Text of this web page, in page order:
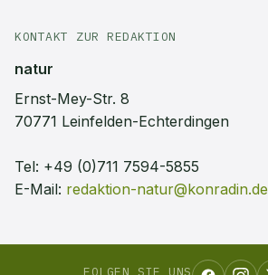
KONTAKT ZUR REDAKTION
natur
Ernst-Mey-Str. 8
70771 Leinfelden-Echterdingen
Tel: +49 (0)711 7594-5855
E-Mail: redaktion-natur@konradin.de
FOLGEN SIE UNS